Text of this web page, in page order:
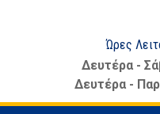
Ώρες
Δευτέρα -
Δευτέρα -